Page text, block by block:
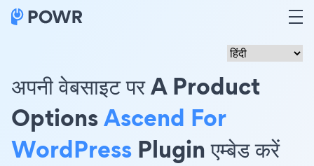
अपनी वेबसाइट पर A Product
OptionsAscend For
WordPress Plugin एम्बेड करें